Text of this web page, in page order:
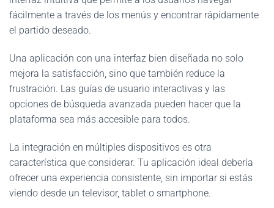
fácilmente a través de los menús y encontrar rápidamente
el partido deseado.
Una aplicación con una interfaz bien diseñada no solo
mejora la satisfacción, sino que también reduce la
frustración. Las guías de usuario interactivas y las
opciones de búsqueda avanzada pueden hacer que la
plataforma sea más accesible para todos.
La integración en múltiples dispositivos es otra
característica que considerar. Tu aplicación ideal debería
ofrecer una experiencia consistente, sin importar si estás
viendo desde un televisor, tablet o smartphone.